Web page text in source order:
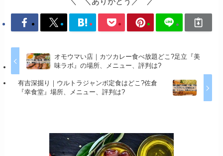
オモウマい店｜カツカレー食べ放題どこ?足立『美
味ラボ』の場所、メニュー、評判は?
有吉深掘り｜ウルトラジャンボ定食はどこ?佐倉
『幸食堂』場所、メニュー、評判は?